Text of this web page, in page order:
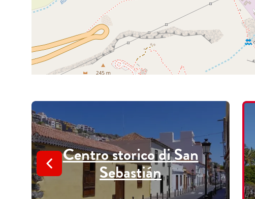
Centro storico di San
Sebastián